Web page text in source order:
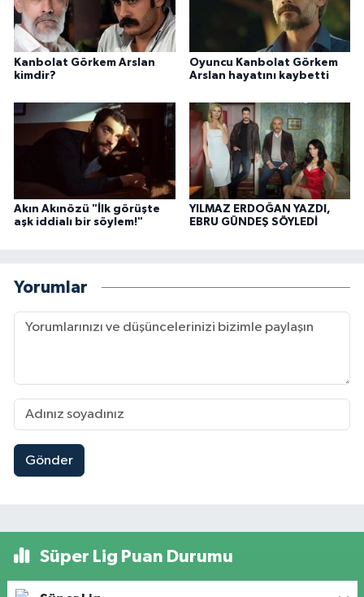
Kanbolat Görkem Arslan
kimdir?
Oyuncu Kanbolat Görkem
Arslan hayatını kaybetti
Akın Akınözü "İlk görüşte
aşk iddialı bir söylem!"
YILMAZ ERDOĞAN YAZDI,
EBRU GÜNDEŞ SÖYLEDİ
Yorumlar
Gönder
Süper Lig Puan Durumu